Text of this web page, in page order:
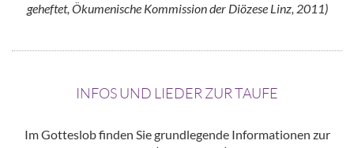
geheftet, Ökumenische Kommission der Diözese Linz, 2011)
INFOS UND LIEDER ZUR TAUFE
Im Gotteslob finden Sie grundlegende Informationen zur